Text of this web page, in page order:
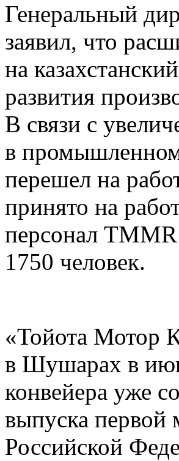
Генеральный
заявил, что
на
развития
В связи с
в
перешел на
принято на
персонал
1750 человек.
«Тойота Мотор
в Шушарах в
конвейера уже
выпуска первой
Российской